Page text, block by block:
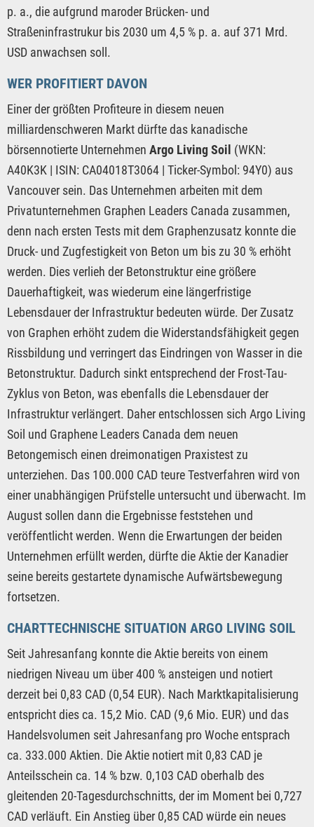
p. a., die aufgrund maroder Brücken- und
Straßeninfrastrukur bis 2030 um 4,5 % p. a. auf 371 Mrd.
USD anwachsen soll.
WER PROFITIERT DAVON
Einer der größten Profiteure in diesem neuen
milliardenschweren Markt dürfte das kanadische
börsennotierte Unternehmen Argo Living Soil (WKN:
A40K3K | ISIN: CA04018T3064 | Ticker-Symbol: 94Y0) aus
Vancouver sein. Das Unternehmen arbeiten mit dem
Privatunternehmen Graphen Leaders Canada zusammen,
denn nach ersten Tests mit dem Graphenzusatz konnte die
Druck- und Zugfestigkeit von Beton um bis zu 30 % erhöht
werden. Dies verlieh der Betonstruktur eine größere
Dauerhaftigkeit, was wiederum eine längerfristige
Lebensdauer der Infrastruktur bedeuten würde. Der Zusatz
von Graphen erhöht zudem die Widerstandsfähigkeit gegen
Rissbildung und verringert das Eindringen von Wasser in die
Betonstruktur. Dadurch sinkt entsprechend der Frost-Tau-
Zyklus von Beton, was ebenfalls die Lebensdauer der
Infrastruktur verlängert. Daher entschlossen sich Argo Living
Soil und Graphene Leaders Canada dem neuen
Betongemisch einen dreimonatigen Praxistest zu
unterziehen. Das 100.000 CAD teure Testverfahren wird von
einer unabhängigen Prüfstelle untersucht und überwacht. Im
August sollen dann die Ergebnisse feststehen und
veröffentlicht werden. Wenn die Erwartungen der beiden
Unternehmen erfüllt werden, dürfte die Aktie der Kanadier
seine bereits gestartete dynamische Aufwärtsbewegung
fortsetzen.
CHARTTECHNISCHE SITUATION ARGO LIVING SOIL
Seit Jahresanfang konnte die Aktie bereits von einem
niedrigen Niveau um über 400 % ansteigen und notiert
derzeit bei 0,83 CAD (0,54 EUR). Nach Marktkapitalisierung
entspricht dies ca. 15,2 Mio. CAD (9,6 Mio. EUR) und das
Handelsvolumen seit Jahresanfang pro Woche entsprach
ca. 333.000 Aktien. Die Aktie notiert mit 0,83 CAD je
Anteilsschein ca. 14 % bzw. 0,103 CAD oberhalb des
gleitenden 20-Tagesdurchschnitts, der im Moment bei 0,727
CAD verläuft. Ein Anstieg über 0,85 CAD würde ein neues